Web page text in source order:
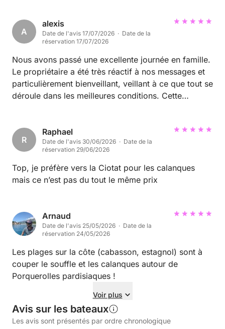
A
alexis
Date de l'avis 17/07/2026 · Date de la
réservation 17/07/2026
Nous avons passé une excellente journée en famille.
Le propriétaire a été très réactif à nos messages et
particulièrement bienveillant, veillant à ce que tout se
déroule dans les meilleures conditions. Cette
mouillages dans de superbes criques et observation
des poissons. Une expérience que nous
recommandons sans hésiter !
R
Raphael
Date de l'avis 30/06/2026 · Date de la
réservation 29/06/2026
Top, je préfère vers la Ciotat pour les calanques
mais ce n’est pas du tout le même prix
Arnaud
Date de l'avis 25/05/2026 · Date de la
réservation 24/05/2026
Les plages sur la côte (cabasson, estagnol) sont à
couper le souffle et les calanques autour de
Porquerolles pardisiaques !
Voir plus
Avis sur les bateaux
Les avis sont présentés par ordre chronologique